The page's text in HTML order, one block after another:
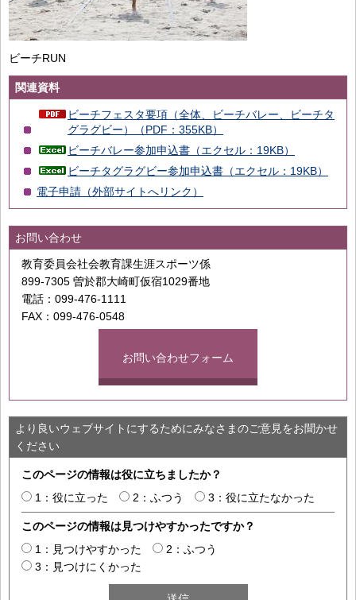
ビーチRUN
関連資料
ビーチフェスタ要項（全体、ビーチバレー、ビーチタ
グラグビー）（PDF：355KB）
ビーチバレー参加申込書（エクセル：19KB）
ビーチタグラグビー参加申込書（エクセル：19KB）
電子申請（外部サイトへリンク）
お問い合わせ
教育委員会社会教育課生涯スポーツ係
899-7305 曽於郡大崎町仮宿1029番地
電話：099-476-1111
FAX：099-476-0548
お問い合わせフォーム
より良いウェブサイトにするためにみなさまのご意見をお聞かせ
ください
このページの情報は役に立ちましたか？
1：役に立った
2：ふつう 3：役に立たなかった
このページの情報は見つけやすかったですか？
1：見つけやすかった
2：ふつう
3：見つけにくかった